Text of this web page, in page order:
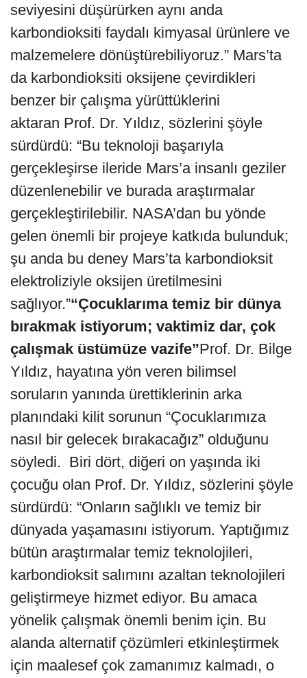
seviyesini düşürürken aynı anda
karbondioksiti faydalı kimyasal ürünlere ve
malzemelere dönüştürebiliyoruz.” Mars’ta
da karbondioksiti oksijene çevirdikleri
benzer bir çalışma yürüttüklerini
aktaran Prof. Dr. Yıldız, sözlerini şöyle
sürdürdü: “Bu teknoloji başarıyla
gerçekleşirse ileride Mars’a insanlı geziler
düzenlenebilir ve burada araştırmalar
gerçekleştirilebilir. NASA’dan bu yönde
gelen önemli bir projeye katkıda bulunduk;
şu anda bu deney Mars’ta karbondioksit
elektroliziyle oksijen üretilmesini
sağlıyor.”“Çocuklarıma temiz bir dünya
bırakmak istiyorum; vaktimiz dar, çok
çalışmak üstümüze vazife”Prof. Dr. Bilge
Yıldız, hayatına yön veren bilimsel
soruların yanında ürettiklerinin arka
planındaki kilit sorunun “Çocuklarımıza
nasıl bir gelecek bırakacağız” olduğunu
söyledi. Biri dört, diğeri on yaşında iki
çocuğu olan Prof. Dr. Yıldız, sözlerini şöyle
sürdürdü: “Onların sağlıklı ve temiz bir
dünyada yaşamasını istiyorum. Yaptığımız
bütün araştırmalar temiz teknolojileri,
karbondioksit salımını azaltan teknolojileri
geliştirmeye hizmet ediyor. Bu amaca
yönelik çalışmak önemli benim için. Bu
alanda alternatif çözümleri etkinleştirmek
için maalesef çok zamanımız kalmadı, o